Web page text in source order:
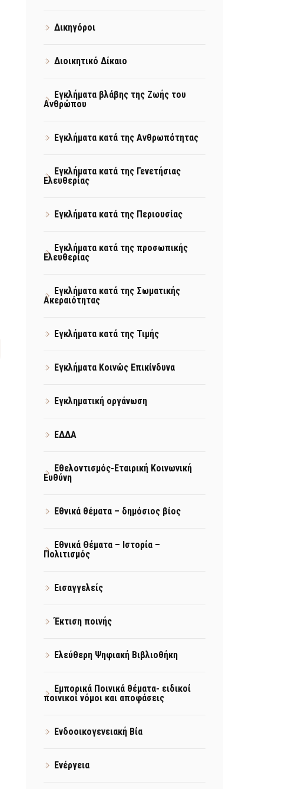
Δικηγόροι
Διοικητικό Δίκαιο
Εγκλήματα βλάβης της Ζωής του
Ανθρώπου
Εγκλήματα κατά της Ανθρωπότητας
Εγκλήματα κατά της Γενετήσιας
Ελευθερίας
Εγκλήματα κατά της Περιουσίας
Εγκλήματα κατά της προσωπικής
Ελευθερίας
Εγκλήματα κατά της Σωματικής
Ακεραιότητας
Εγκλήματα κατά της Τιμής
Εγκλήματα Κοινώς Επικίνδυνα
Εγκληματική οργάνωση
ΕΔΔΑ
Εθελοντισμός-Εταιρική Κοινωνική
Ευθύνη
Εθνικά θέματα – δημόσιος βίος
Εθνικά Θέματα – Ιστορία –
Πολιτισμός
Εισαγγελείς
Έκτιση ποινής
Ελεύθερη Ψηφιακή Βιβλιοθήκη
Εμπορικά Ποινικά θέματα- ειδικοί
ποινικοί νόμοι και αποφάσεις
Ενδοοικογενειακή Βία
Ενέργεια